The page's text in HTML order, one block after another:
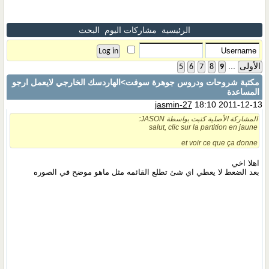
الرئيسية مشاركات اليوم البحث
الأولى 5 6 7 8 9
مكتبة شروحات ودروس جوهرة سوفت>الهاردسك الخارجي لايعمل ارجو
المساعدة
jasmin-27 18:10 2011-12-13
المشاركة الأصلية كتبت بواسطة JASON:
salut, clic sur la partition en jaune
et voir ce que ça donne
اهلا اخي
بعد الضعط لا يعطي اي شئ تطلع القائمه مثل ماهو موضح في الصوره